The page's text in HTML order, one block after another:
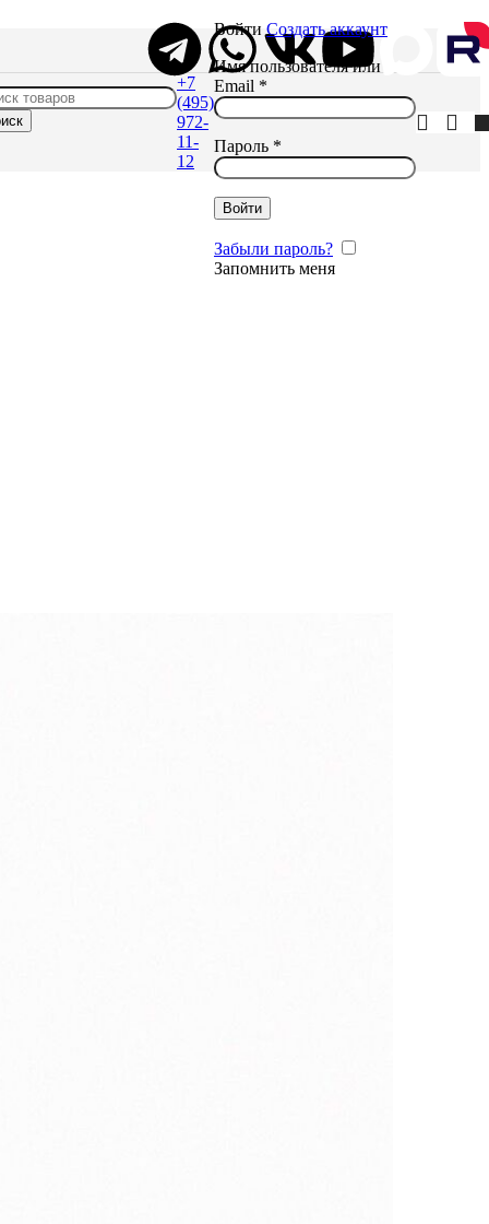
+7
(495)
972-
11-
12
Войти Создать аккаунт
Имя пользователя или
Email *
Пароль *
Войти
Забыли пароль?
Запомнить меня